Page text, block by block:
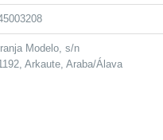
Modelo, s/n
Arkaute, Araba/Álava